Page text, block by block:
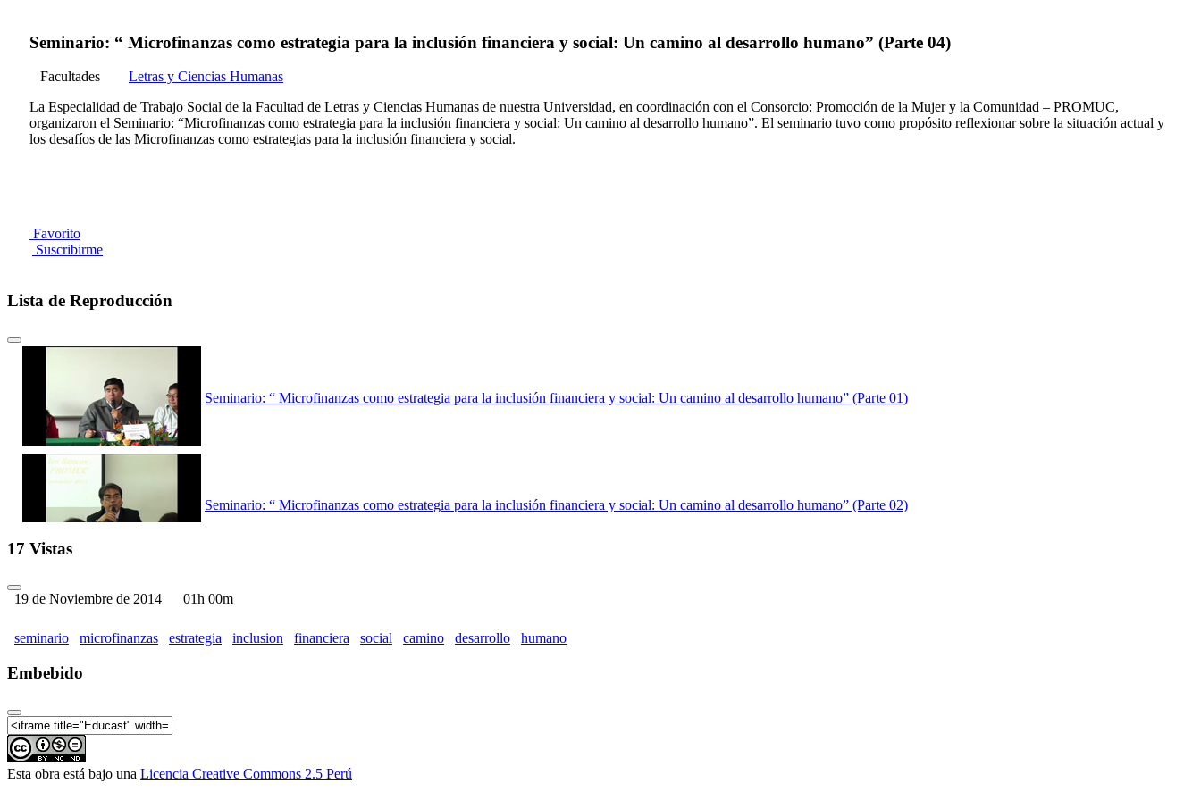
Seminario: “ Microfinanzas como estrategia para la inclusión financiera y social: Un camino al desarrollo humano” (Parte 04)
Facultades
Letras y Ciencias Humanas
La Especialidad de Trabajo Social de la Facultad de Letras y Ciencias Humanas de nuestra Universidad, en coordinación con el Consorcio: Promoción de la Mujer y la Comunidad – PROMUC,
organizaron el Seminario: “Microfinanzas como estrategia para la inclusión financiera y social: Un camino al desarrollo humano”. El seminario tuvo como propósito reflexionar sobre la situación actual y
los desafíos de las Microfinanzas como estrategias para la inclusión financiera y social.
Favorito
Suscribirme
Lista de Reproducción
Seminario: “ Microfinanzas como estrategia para la inclusión financiera y social: Un camino al desarrollo humano” (Parte 01)
Seminario: “ Microfinanzas como estrategia para la inclusión financiera y social: Un camino al desarrollo humano” (Parte 02)
17 Vistas
19 de Noviembre de 2014 01h 00m
seminario microfinanzas estrategia inclusion financiera social camino desarrollo humano
Embebido
Esta obra está bajo una Licencia Creative Commons 2.5 Perú